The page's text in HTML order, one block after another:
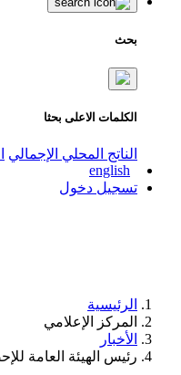
بحث
الكلمات الاعلى بحثا
الناتج المحلي الإجمالي
english
تسجيل دخول
الرئيسية
المركز الإعلامي
الأخبار
رئيس الهيئة العامة